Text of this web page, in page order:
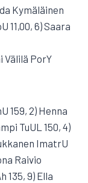
Kymäläinen
11,00, 6) Saara
Välilä PorY
159, 2) Henna
TuUL 150, 4)
ImatrU
Raivio
135, 9) Ella